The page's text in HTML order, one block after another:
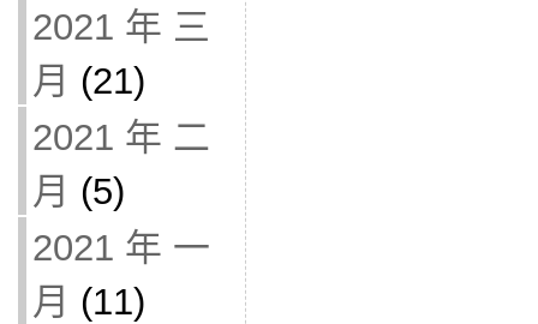
2021 年 三
月 (21)
2021 年 二
月 (5)
2021 年 一
月 (11)